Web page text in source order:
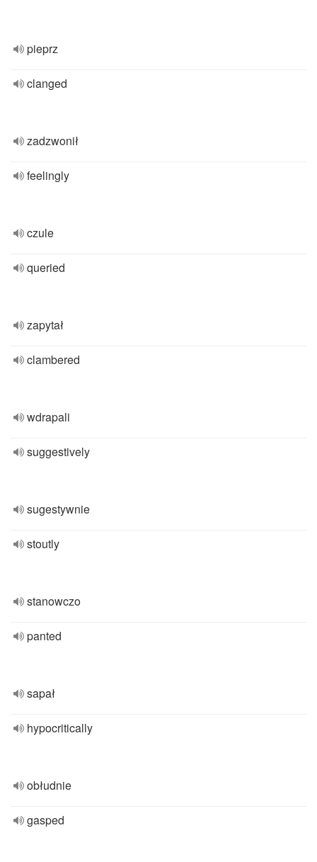
pieprz
clanged
zadzwonił
feelingly
czule
queried
zapytał
clambered
wdrapali
suggestively
sugestywnie
stoutly
stanowczo
panted
sapał
hypocritically
obłudnie
gasped